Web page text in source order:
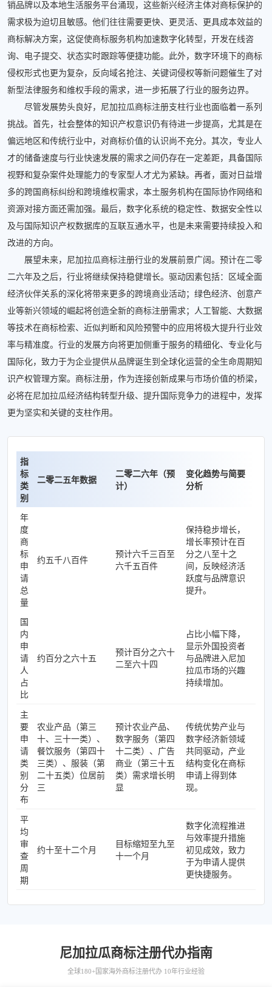
销品牌以及本地生活服务平台涌现，这些新兴经济主体对商标保护的
需求极为迫切且敏感。他们往往需要更快、更灵活、更具成本效益的
商标解决方案，这促使商标服务机构加速数字化转型，开发在线咨
询、电子提交、状态实时跟踪等便捷功能。此外，数字环境下的商标
侵权形式也更为复杂，反向域名抢注、关键词侵权等新问题催生了对
新型法律服务和维权手段的需求，进一步拓展了行业的服务边界。
尽管发展势头良好，尼加拉瓜商标注册支柱行业也面临着一系列
挑战。首先，社会整体的知识产权意识仍有待进一步提高，尤其是在
偏远地区和传统行业中，对商标价值的认识尚不充分。其次，专业人
才的储备速度与行业快速发展的需求之间仍存在一定差距，具备国际
视野和复杂案件处理能力的专家型人才尤为紧缺。再者，面对日益增
多的跨国商标纠纷和跨境维权需求，本土服务机构在国际协作网络和
资源对接方面还需加强。最后，数字化系统的稳定性、数据安全性以
及与国际知识产权数据库的互联互通水平，也是未来需要持续投入和
改进的方向。
展望未来，尼加拉瓜商标注册行业的发展前景广阔。预计在二零
二六年及之后，行业将继续保持稳健增长。驱动因素包括：区域全面
经济伙伴关系的深化将带来更多的跨境商业活动；绿色经济、创意产
业等新兴领域的崛起将创造全新的商标注册需求；人工智能、大数据
等技术在商标检索、近似判断和风险预警中的应用将极大提升行业效
率与精准度。行业的发展方向将更加侧重于服务的精细化、专业化与
国际化，致力于为企业提供从品牌诞生到全球化运营的全生命周期知
识产权管理方案。商标注册，作为连接创新成果与市场价值的桥梁，
必将在尼加拉瓜经济结构转型升级、提升国际竞争力的进程中，发挥
更为坚实和关键的支柱作用。
指
标
类
别
二零二五年数据
二零二六年（预
计）
变化趋势与简要
分析
年
度
商
标
申
请
总
量
约五千八百件
预计六千三百至
六千五百件
保持稳步增长，
增长率预计在百
分之八至十之
间，反映经济活
跃度与品牌意识
提升。
国
内
申
请
人
占
比
约百分之六十五
预计百分之六十
二至六十四
占比小幅下降，
显示外国投资者
与品牌进入尼加
拉瓜市场的兴趣
持续增加。
主
要
申
请
类
别
分
布
农业产品（第三
十、三十一类）、
餐饮服务（第四十
三类）、服装（第
二十五类）位居前
三
预计农业产品、
数字服务（第四
十二类）、广告
商业（第三十五
类）需求增长明
显
传统优势产业与
数字经济新领域
共同驱动，产业
结构变化在商标
申请上得到体
现。
平
均
审
查
周
期
约十至十二个月
目标缩短至九至
十一个月
数字化流程推进
与效率提升措施
初见成效，致力
于为申请人提供
更快捷服务。
尼加拉瓜商标注册代办指南
全球180+国家海外商标注册代办 10年行业经验